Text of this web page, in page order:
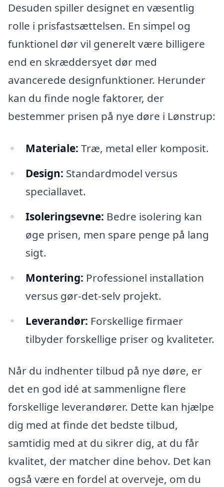
Desuden spiller designet en væsentlig
rolle i prisfastsættelsen. En simpel og
funktionel dør vil generelt være billigere
end en skræddersyet dør med
avancerede designfunktioner. Herunder
kan du finde nogle faktorer, der
bestemmer prisen på nye døre i Lønstrup:
Materiale: Træ, metal eller komposit.
Design: Standardmodel versus
speciallavet.
Isoleringsevne: Bedre isolering kan
øge prisen, men spare penge på lang
sigt.
Montering: Professionel installation
versus gør-det-selv projekt.
Leverandør: Forskellige firmaer
tilbyder forskellige priser og kvaliteter.
Når du indhenter tilbud på nye døre, er
det en god idé at sammenligne flere
forskellige leverandører. Dette kan hjælpe
dig med at finde det bedste tilbud,
samtidig med at du sikrer dig, at du får
kvalitet, der matcher dine behov. Det kan
også være en fordel at overveje, om du